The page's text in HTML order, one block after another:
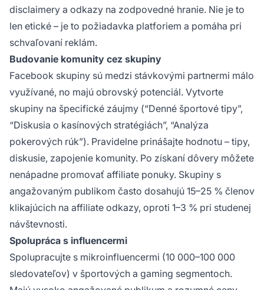
disclaimery a odkazy na zodpovedné hranie. Nie je to
len etické – je to požiadavka platforiem a pomáha pri
schvaľovaní reklám.
Budovanie komunity cez skupiny
Facebook skupiny sú medzi stávkovými partnermi málo
využívané, no majú obrovský potenciál. Vytvorte
skupiny na špecifické záujmy (“Denné športové tipy”,
“Diskusia o kasínových stratégiách”, “Analýza
pokerových rúk”). Pravidelne prinášajte hodnotu – tipy,
diskusie, zapojenie komunity. Po získaní dôvery môžete
nenápadne promovať affiliate ponuky. Skupiny s
angažovaným publikom často dosahujú 15–25 % členov
klikajúcich na affiliate odkazy, oproti 1–3 % pri studenej
návštevnosti.
Spolupráca s influencermi
Spolupracujte s mikroinfluencermi (10 000–100 000
sledovateľov) v športových a gaming segmentoch.